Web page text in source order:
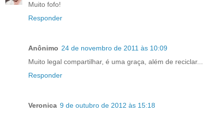
Muito fofo!
Responder
Anônimo 24 de novembro de 2011 às 10:09
Muito legal compartilhar, é uma graça, além de reciclar...
Responder
Veronica 9 de outubro de 2012 às 15:18